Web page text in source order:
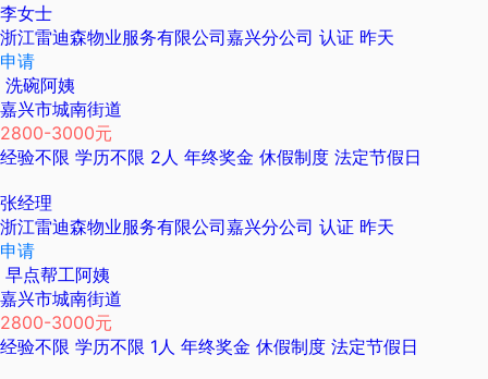
李女士
浙江雷迪森物业服务有限公司嘉兴分公司 认证 昨天
申请
洗碗阿姨
嘉兴市城南街道
2800-3000元
经验不限 学历不限 2人 年终奖金 休假制度 法定节假日
张经理
浙江雷迪森物业服务有限公司嘉兴分公司 认证 昨天
申请
早点帮工阿姨
嘉兴市城南街道
2800-3000元
经验不限 学历不限 1人 年终奖金 休假制度 法定节假日